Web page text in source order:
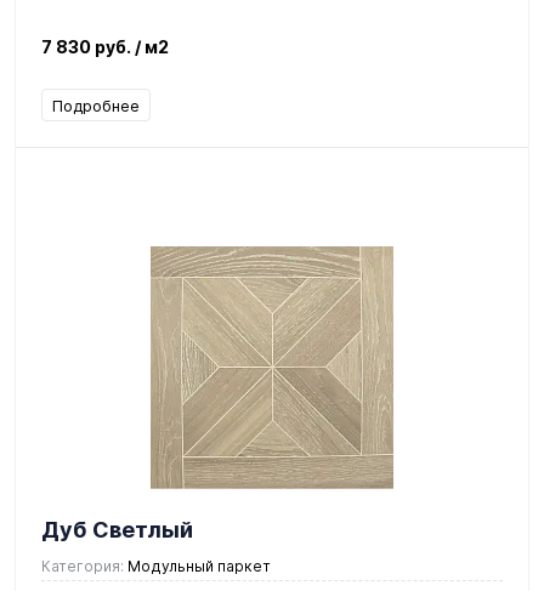
7 830 руб. / м2
Подробнее
Дуб Светлый
Категория: Модульный паркет